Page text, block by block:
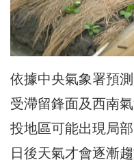
依據中央氣象署預
受滯留鋒面及西南
投地區可能出現局
日後天氣才會逐漸